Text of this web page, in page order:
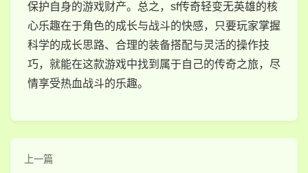
保护自身的游戏财产。总之，sf传奇轻变无英雄的核
心乐趣在于角色的成长与战斗的快感，只要玩家掌握
科学的成长思路、合理的装备搭配与灵活的操作技
巧，就能在这款游戏中找到属于自己的传奇之旅，尽
情享受热血战斗的乐趣。
上一篇